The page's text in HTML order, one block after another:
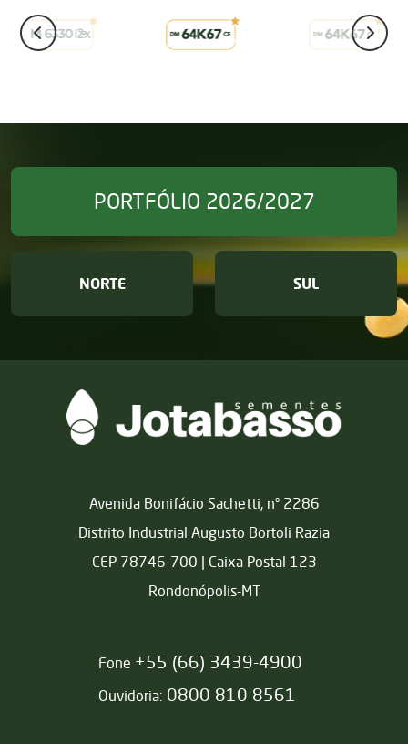
PORTFÓLIO 2026/2027
NORTE SUL
Matriz
Avenida Bonifácio Sachetti, nº 2286
Distrito Industrial Augusto Bortoli Razia
CEP 78746-700 | Caixa Postal 123
Rondonópolis-MT
Fone +55 (66) 3439-4900
Ouvidoria: 0800 810 8561